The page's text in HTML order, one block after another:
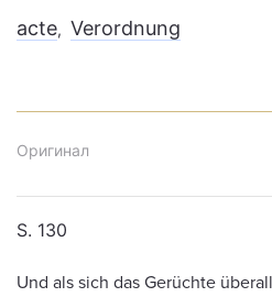
acte, Verordnung
Оригинал
S. 130
Und als sich das Gerüchte